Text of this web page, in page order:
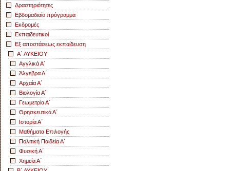
Δραστηριότητες
Εβδομαδιαίο πρόγραμμα
Εκδρομές
Εκπαιδευτικοί
Εξ αποστάσεως εκπαίδευση
Α΄ ΛΥΚΕΙΟΥ
Αγγλικά Α΄
Άλγεβρα Α΄
Αρχαία Α΄
Βιολογία Α΄
Γεωμετρία Α΄
Θρησκευτικά Α΄
Ιστορία Α΄
Μαθήματα Επιλογής
Πολιτική Παιδεία Α΄
Φυσική Α΄
Χημεία Α΄